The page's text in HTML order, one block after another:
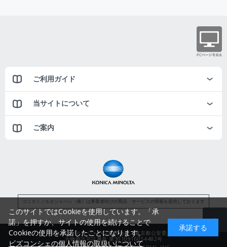
ご利用ガイド
当サイトについて
ご案内
コニカミノルタジャパン（株）は事業者向けの商品・サービスの情報を提供しております
コニカミノルタジャパン株式会社／東京都公安委員会
古物商許可証番号 第3010916054482号
このサイトではCookieを使用しています。「承
諾」を押すか、サイトの使用を続けることで
Cookieの使用を承諾したことになります。
ビズコンシェの個人情報の取扱いについて
承諾する